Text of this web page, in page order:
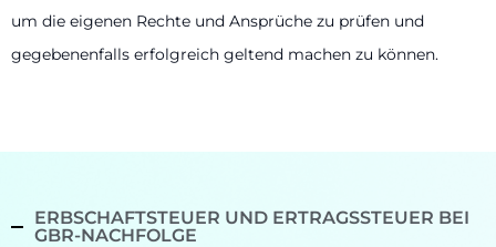
um die eigenen Rechte und Ansprüche zu prüfen und
gegebenenfalls erfolgreich geltend machen zu können.
ERBSCHAFTSTEUER UND ERTRAGSSTEUER BEI
GBR-NACHFOLGE